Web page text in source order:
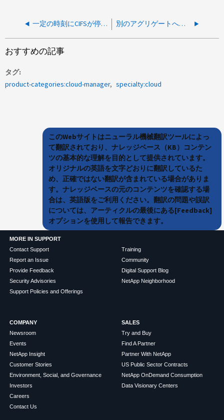
一定の時刻にCIFSが停止します 別のアグリゲートへのボリュームの再配分
おすすめの記事
タグ
product-categories:cloud-manager
specialty:cloud
このWebサイトはニューラル機械翻訳ツールによっ
て翻訳されており、ナレッジベース（KB）コンテン
ツの基本的な理解を目的として提供されています。
オリジナルの英語を文字どおりに翻訳しているた
め、正確ではない翻訳が含まれている場合がありま
す。ナレッジベースの元のコンテンツを確認する場
合は、英語版をご利用ください。翻訳の問題や誤訳
については、アーティクルの最後にある[Feedback]
オプションを使用して報告できます。
MORE IN SUPPORT
Contact Support
Report an Issue
Provide Feedback
Security Advisories
Support Policies and Offerings
Training
Community
Digital Support Blog
NetApp Neighborhood
COMPANY
Newsroom
Events
NetApp Insight
Customer Stories
Environment, Social, and Governance
Investors
Careers
Contact Us
SALES
Try and Buy
Find A Partner
Partner With NetApp
US Public Sector Contracts
NetApp OnDemand Consumption
Data Visionary Centers